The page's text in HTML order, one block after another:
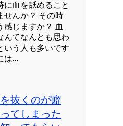
に血を舐めること
せんか？ その時
感じますか？ 血
んてなんとも思わ
いう人も多いです
は...
抜くのが癖
てしまった